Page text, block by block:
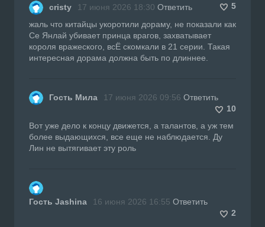
cristy 17 июня 2026 18:30 Ответить
5
жаль что китайцы укоротили дораму, не показали как
Се Янлай убивает принца врагов, захватывает
короля вражеского, всЁ скомкали в 21 серии. Такая
интересная дорама должна быть по длиннее.
Гость Мила 17 июня 2026 09:56 Ответить
10
Вот уже дело к концу движется, а талантов, а уж тем
более выдающихся, все еще не наблюдается. Ду
Лин не вытягивает эту роль
Гость Jashina 16 июня 2026 16:55 Ответить
2